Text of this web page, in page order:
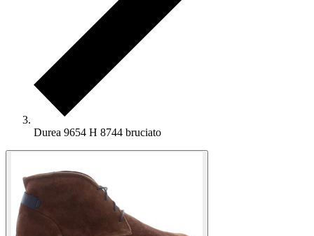
Durea 9654 H 8744 bruciato